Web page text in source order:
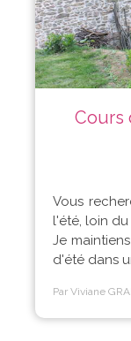
Cours
Vous
l'été, loin
Je
d'été dans
Par Viviane